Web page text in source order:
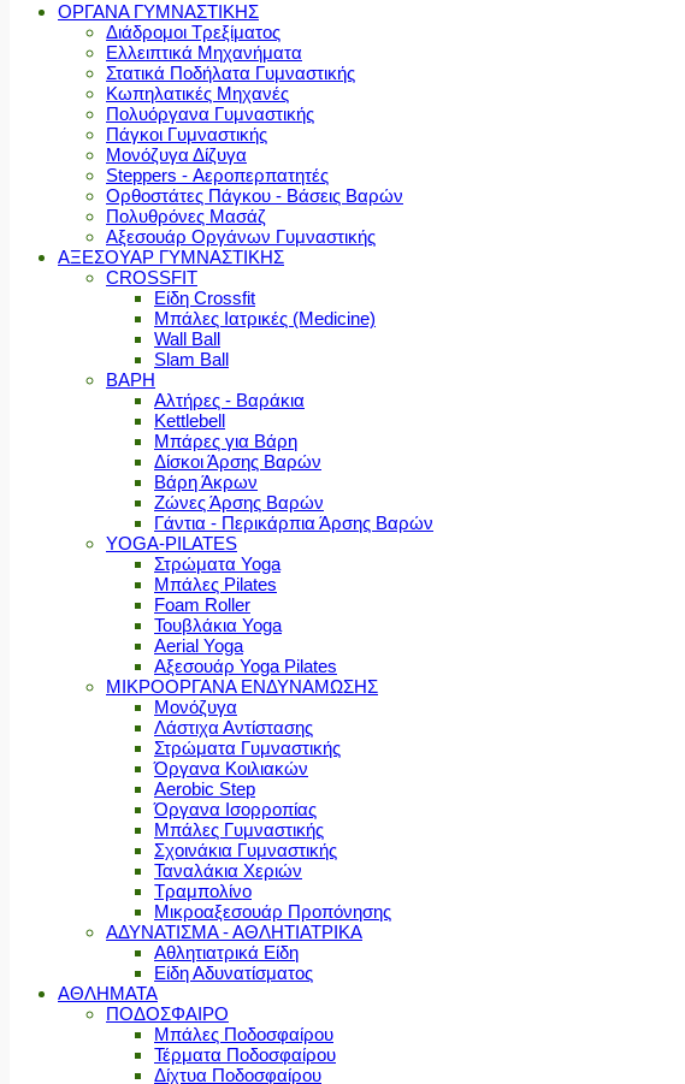
ΟΡΓΑΝΑ ΓΥΜΝΑΣΤΙΚΗΣ
Διάδρομοι Τρεξίματος
Ελλειπτικά Μηχανήματα
Στατικά Ποδήλατα Γυμναστικής
Κωπηλατικές Μηχανές
Πολυόργανα Γυμναστικής
Πάγκοι Γυμναστικής
Μονόζυγα Δίζυγα
Steppers - Αεροπερπατητές
Ορθοστάτες Πάγκου - Βάσεις Βαρών
Πολυθρόνες Μασάζ
Αξεσουάρ Οργάνων Γυμναστικής
ΑΞΕΣΟΥΑΡ ΓΥΜΝΑΣΤΙΚΗΣ
CROSSFIT
Είδη Crossfit
Μπάλες Ιατρικές (Medicine)
Wall Ball
Slam Ball
ΒΑΡΗ
Αλτήρες - Βαράκια
Kettlebell
Μπάρες για Βάρη
Δίσκοι Άρσης Βαρών
Βάρη Άκρων
Ζώνες Άρσης Βαρών
Γάντια - Περικάρπια Άρσης Βαρών
YOGA-PILATES
Στρώματα Yoga
Μπάλες Pilates
Foam Roller
Τουβλάκια Yoga
Aerial Yoga
Αξεσουάρ Yoga Pilates
ΜΙΚΡΟΟΡΓΑΝΑ ΕΝΔΥΝΑΜΩΣΗΣ
Μονόζυγα
Λάστιχα Αντίστασης
Στρώματα Γυμναστικής
Όργανα Κοιλιακών
Aerobic Step
Όργανα Ισορροπίας
Μπάλες Γυμναστικής
Σχοινάκια Γυμναστικής
Ταναλάκια Χεριών
Τραμπολίνο
Μικροαξεσουάρ Προπόνησης
ΑΔΥΝΑΤΙΣΜΑ - ΑΘΛΗΤΙΑΤΡΙΚΑ
Αθλητιατρικά Είδη
Είδη Αδυνατίσματος
ΑΘΛΗΜΑΤΑ
ΠΟΔΟΣΦΑΙΡΟ
Μπάλες Ποδοσφαίρου
Τέρματα Ποδοσφαίρου
Δίχτυα Ποδοσφαίρου